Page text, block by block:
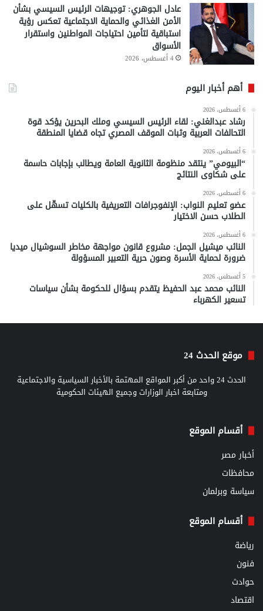
عادل الجوهري: توجيهات الرئيس السيسي بشأن
الأمن الغذائي والحماية الاجتماعية تعكس رؤية
استباقية لتأمين احتياجات المواطنين واستقرار
الأسواق
4 أغسطس، 2026
أهم أخبار اليوم
6 أغسطس، 2026
رشاد عبدالغني: لقاء الرئيس السيسي وملك البحرين يؤكد قوة
التحالفات العربية وثبات الموقف المصري تجاه قضايا المنطقة
6 أغسطس، 2026
“البيومي” ينتقد منظومة الثانوية العامة ويطالب بإجابات حاسمة
على شكاوى النتائج
6 أغسطس، 2026
عضو تعليم النواب: الإنفوجرافات التعريفية بالكليات تسهّل على
الطلاب حسن الاختيار
6 أغسطس، 2026
النائب ميشيل الجمل: مشروع قانون مواجهة مخاطر السوشيال ميديا
ضرورة لحماية الأسرة وصون حرية التعبير المسؤولة
5 أغسطس، 2026
النائب محمد عبد الحفيظ يتقدم بسؤال للحكومة بشأن سياسات
تسعير الكهرباء
موقع الحدث 24
الحدث 24 واحد من أكبر المواقع المهتمة بالأخبار السياسية والاجتماعية
ومتابعة اخبار الوزارات وجميع الهيئات الحكومية
أقسام الموقع
أخبار مصر
محافظات
سياسة وبرلمان
أقسام الموقع
رياضة
فنون
حوادث
اقتصاد